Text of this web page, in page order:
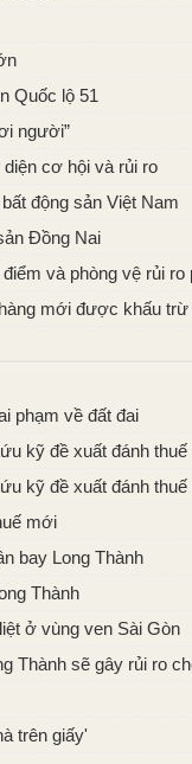
Quốc lộ 51
người”
cơ hội và rủi ro
động sản Việt Nam
Đồng Nai
và phòng vệ rủi ro
mới được khấu trừ
phạm về đất đai
kỹ đề xuất đánh
kỹ đề xuất đánh
mới
bay Long Thành
Thành
ở vùng ven Sài Gòn
Thành sẽ gây rủi ro
trên giấy'